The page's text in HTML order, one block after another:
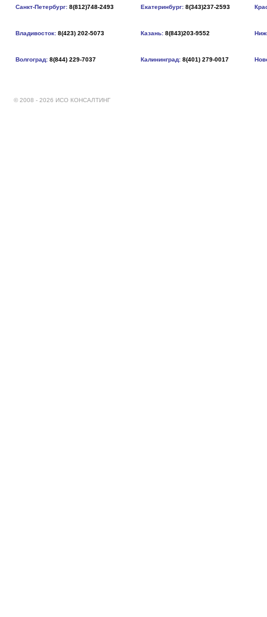
Санкт-Петербург: 8(812)748-2493 Екатеринбург: 8(343)237-2593
Владивосток: 8(423) 202-5073 Казань: 8(843)203-9552
Волгоград: 8(844) 229-7037 Калининград: 8(401) 279-0017
© 2008 - 2026 ИСО КОНСАЛТИНГ